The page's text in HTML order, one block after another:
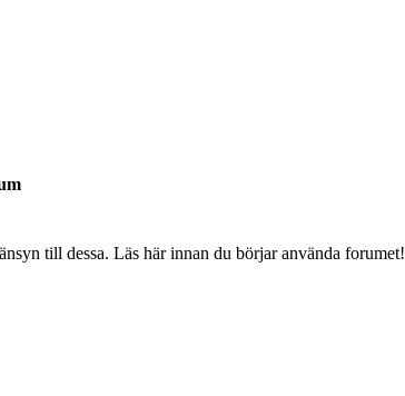
till dessa. Läs här innan du börjar använda forumet!